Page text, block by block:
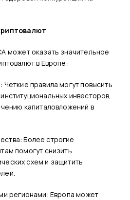
в Европе:
инвесторов,
капиталовложений в
помогут снизить
схем и защитить